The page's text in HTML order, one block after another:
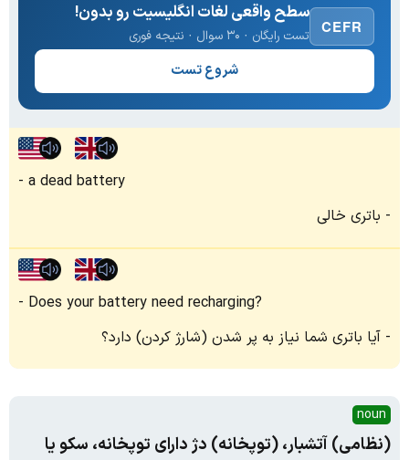
CEFR
سطح واقعی لغات انگلیسیت رو بدون!
تست رایگان · ۳۰ سوال · نتیجه فوری
شروع تست
a dead battery
باتری خالی
Does your battery need recharging?
آیا باتری شما نیاز به پر شدن (شارژ کردن) دارد؟
noun
(نظامی) آتشبار، (توپخانه) دژ دارای توپخانه، سکو یا